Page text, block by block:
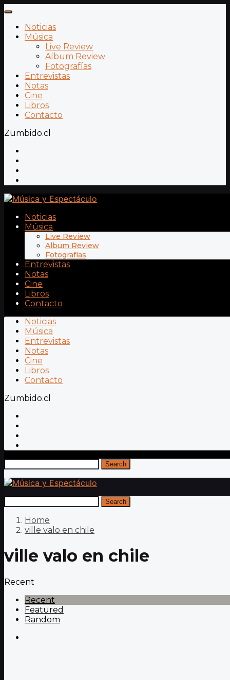
Noticias
Música
Live Review
Album Review
Fotografías
Entrevistas
Notas
Cine
Libros
Contacto
Zumbido.cl
Noticias
Música
Live Review
Album Review
Fotografías
Entrevistas
Notas
Cine
Libros
Contacto
Noticias
Música
Entrevistas
Notas
Cine
Libros
Contacto
Zumbido.cl
Search
Search
Home
ville valo en chile
ville valo en chile
Recent
Recent
Featured
Random